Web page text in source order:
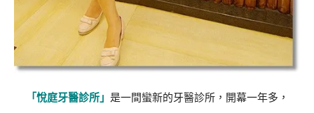
「悅庭牙醫診所」 是一間蠻新的牙醫診所，開幕一年多，